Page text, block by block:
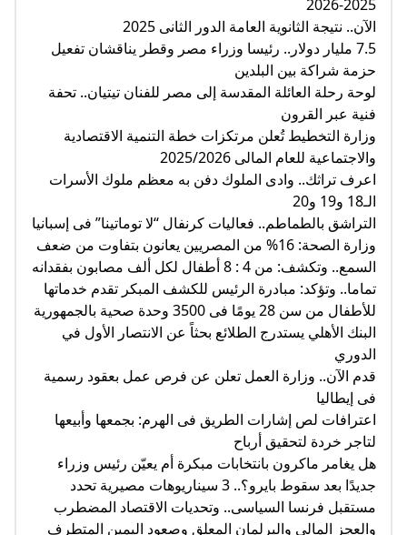
2025-2026
الآن.. نتيجة الثانوية العامة الدور الثانى 2025
7.5 مليار دولار.. رئيسا وزراء مصر وقطر يناقشان تفعيل
حزمة شراكة بين البلدين
لوحة رحلة العائلة المقدسة إلى مصر للفنان تيتيان.. تحفة
فنية عبر القرون
وزارة التخطيط تُعلن مرتكزات خطة التنمية الاقتصادية
والاجتماعية للعام المالى 2025/2026
اعرف تراثك.. وادى الملوك دفن به معظم ملوك الأسرات
الـ18 و19 و20
التراشق بالطماطم.. فعاليات كرنفال “لا توماتينا” فى إسبانيا
وزارة الصحة: 16% من المصريين يعانون بتفاوت من ضعف
السمع.. وتكشف: من 4 : 8 أطفال لكل ألف مصابون بفقدانه
تماما.. وتؤكد: مبادرة الرئيس للكشف المبكر تقدم خدماتها
للأطفال من سن 28 يومًا فى 3500 وحدة صحية بالجمهورية
البنك الأهلي يستدرج الطلائع بحثاً عن الانتصار الأول في
الدوري
قدم الآن.. وزارة العمل تعلن عن فرص عمل بعقود رسمية
فى إيطاليا
اعترافات لص إشارات الطريق فى الهرم: بجمعها وأبيعها
لتاجر خردة لتحقيق أرباح
هل يغامر ماكرون بانتخابات مبكرة أم يعيّن رئيس وزراء
جديدًا بعد سقوط بايرو؟.. 3 سيناريوهات مصيرية تحدد
مستقبل فرنسا السياسى.. وتحديات الاقتصاد المضطرب
والعجز المالى والبرلمان المعلق وصعود اليمين المتطرف